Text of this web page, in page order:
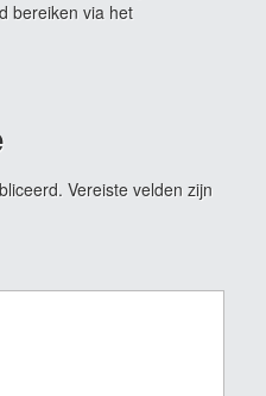
bereiken via het
Vereiste velden zijn